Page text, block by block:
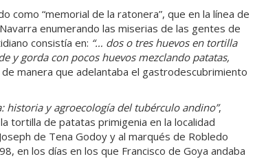
como “memorial de la ratonera”, que en la línea de
enumerando las miserias de las gentes de
consistía en: “… dos o tres huevos en tortilla
y gorda con pocos huevos mezclando patatas,
manera que adelantaba el gastrodescubrimiento
historia y agroecología del tubérculoandino”,
tortilla de patatas primigenia en la localidad
de Tena Godoy y al marqués de Robledo
en los días en los que Francisco de Goya andaba